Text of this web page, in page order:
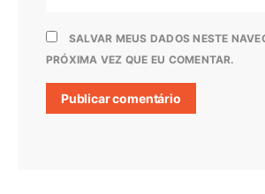
SALVAR MEUS DADOS NESTE
PRÓXIMA VEZ QUE EU COMENTAR.